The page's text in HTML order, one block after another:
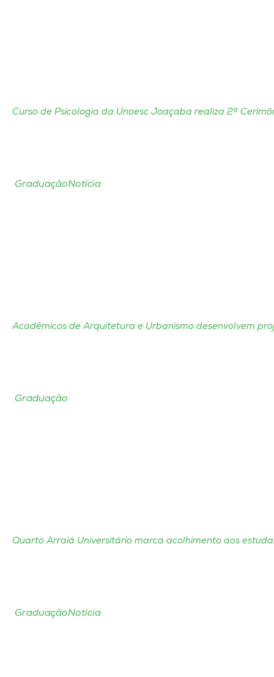
Curso de Psicologia da Unoesc Joaçaba realiza 2ª
GraduaçãoNotícia
Acadêmicos de Arquitetura e Urbanismo desenvolvem
Graduação
Quarto Arraiá Universitário marca acolhimento aos
GraduaçãoNotícia